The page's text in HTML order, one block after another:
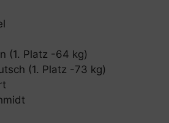
(1. Platz -64 kg)
(1. Platz -73 kg)